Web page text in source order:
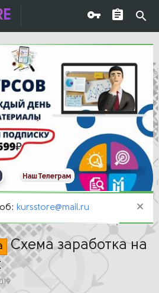
Наш Телеграм
kursstore@mail.ru
Схема заработка на